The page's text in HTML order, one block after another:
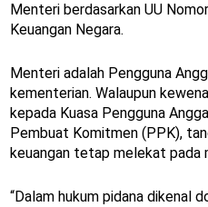
Menteri berdasarkan UU
Keuangan Negara.
Menteri adalah Pengguna
kementerian. Walaupun
kepada Kuasa Pengguna
Pembuat Komitmen (PPK),
keuangan tetap melekat pada
“Dalam hukum pidana dikenal